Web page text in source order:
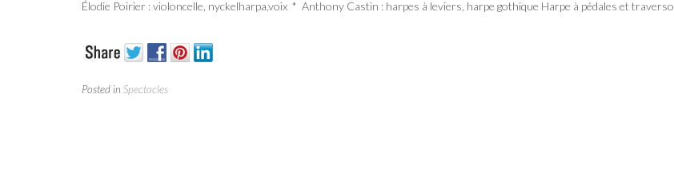
Élodie Poirier : violoncelle, nyckelharpa,voix * Anthony Castin : harpes à leviers, harpe gothique Harpe à pédales et traverso
Posted in Spectacles